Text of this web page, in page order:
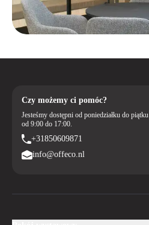
Czy możemy ci pomóc?
Jesteśmy dostępni od poniedziałku do piątku
od 9:00 do 17:00.
+31850609871
info@offeco.nl